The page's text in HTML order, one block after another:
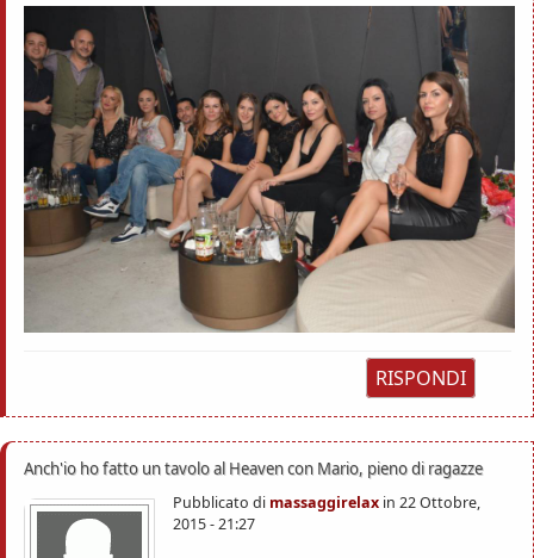
RISPONDI
Anch'io ho fatto un tavolo al Heaven con Mario, pieno di ragazze
Pubblicato di massaggirelax in 22 Ottobre,
2015 - 21:27